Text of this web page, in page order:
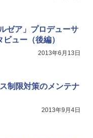
ゼア」プロデューサ
ュー（後編）
2013年6月13日
制限対策のメンテナ
2013年9月4日